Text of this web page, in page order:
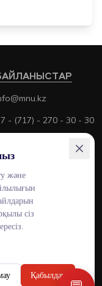
ENG KAZ
- (717) - 270 - 30 - 30
+7 - (700) - 170 - 30 - 30
және
сіз
Қабылдау